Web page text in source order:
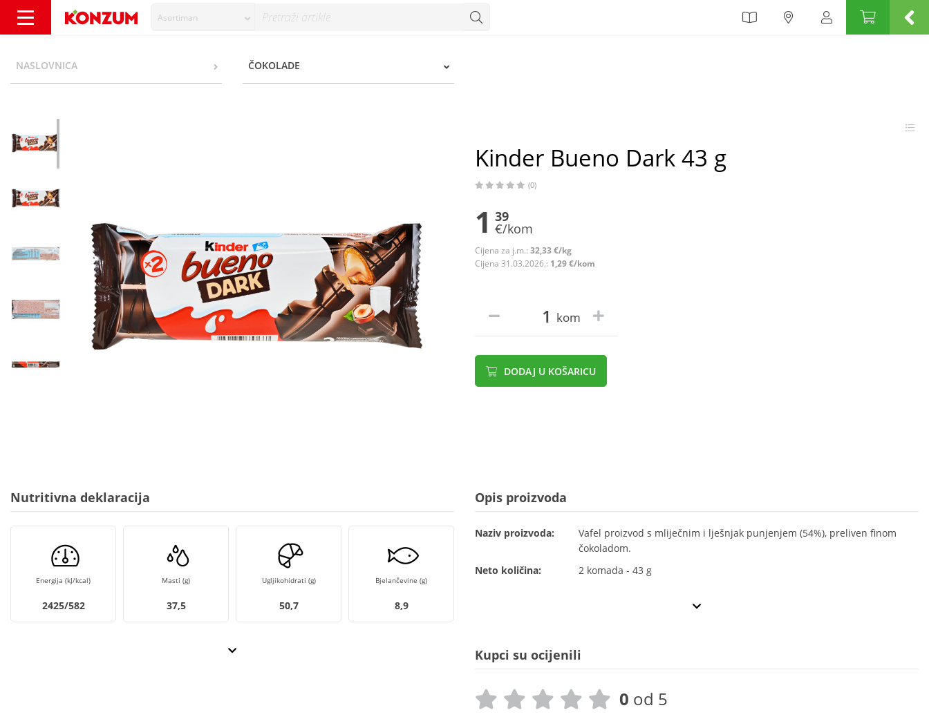
Asortiman
NASLOVNICA ČOKOLADE
Kinder Bueno Dark 43 g
(0)
1 39
€/kom
Cijena za j.m.: 32,33 €/kg
Cijena 31.03.2026.: 1,29 €/kom
kom
DODAJ U KOŠARICU
Nutritivna deklaracija
Energija (kJ/kcal)
2425/582
Masti (g)
37,5
Ugljikohidrati (g)
50,7
Bjelančevine (g)
8,9
Opis proizvoda
Naziv proizvoda:
Vafel proizvod s mliječnim i lješnjak punjenjem (54%), preliven finom
čokoladom.
Neto količina:
2 komada - 43 g
Kupci su ocijenili
0 od 5